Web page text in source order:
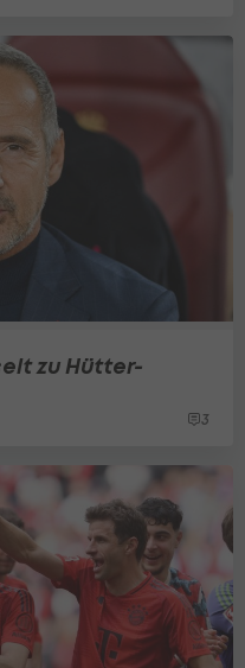
zu Hütter-
3